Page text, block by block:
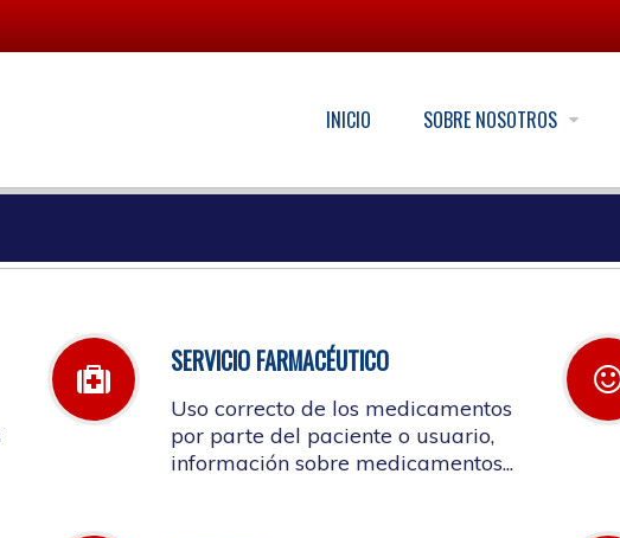
INICIO SOBRE NOSOTROS
SERVICIO FARMACÉUTICO
Uso correcto de los medicamentos
por parte del paciente o usuario,
información sobre medicamentos...